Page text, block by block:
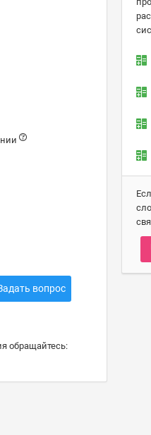
вопрос
обращайтесь: